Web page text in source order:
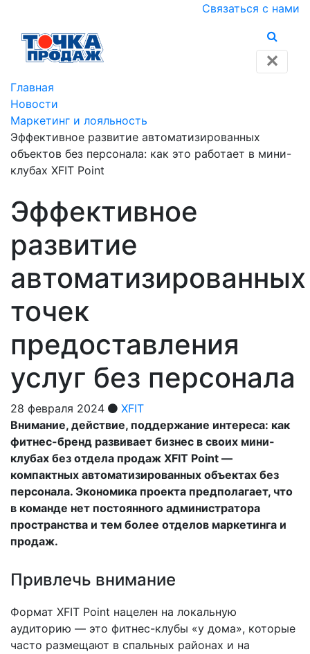
Связаться с нами
✕
Главная
Новости
Маркетинг и лояльность
Эффективное развитие автоматизированных
объектов без персонала: как это работает в мини-
клубах XFIT Point
Эффективное
развитие
автоматизированных
точек
предоставления
услуг без персонала
28 февраля 2024
XFIT
Внимание, действие, поддержание интереса: как
фитнес-бренд развивает бизнес в своих мини-
клубах без отдела продаж XFIT Point —
компактных автоматизированных объектах без
персонала. Экономика проекта предполагает, что
в команде нет постоянного администратора
пространства и тем более отделов маркетинга и
продаж.
Привлечь внимание
Формат XFIT Point нацелен на локальную
аудиторию — это фитнес-клубы «у дома», которые
часто размещают в спальных районах и на